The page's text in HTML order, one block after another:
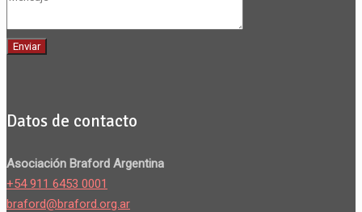
Datos de contacto
Asociación Braford Argentina
+54 911 6453 0001
braford@braford.org.ar